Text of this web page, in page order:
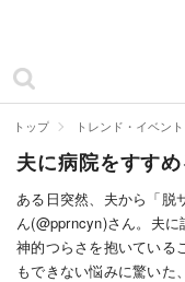
カテゴリー一覧
妊娠
出産
赤ちゃん・育児
トップ トレンド・イベント
夫に病院をすす
ある日突然、夫から「脱
ん(@pprncyn)さん。夫
神的つらさを抱いている
もできない悩みに驚いた